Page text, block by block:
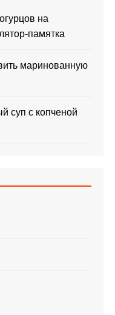
на
памятка
маринованную
суп с копченой